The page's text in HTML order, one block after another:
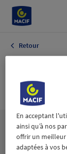
Retour
Les
En acceptant
ainsi qu’à nos
offrir un meilleur
adaptées à vos